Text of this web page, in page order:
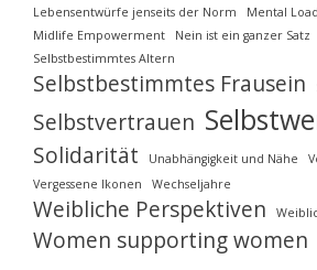
Lebensentwürfe jenseits der Norm
Mental Load
Midlife Empowerment
Nein ist ein ganzer Satz
Selbstbestimmtes Altern
Selbstbestimmtes Frausein
Selbstvertrauen
Solidarität Unabhängigkeit und Nähe
Vergessene Ikonen
Wechseljahre
Weibliche Perspektiven
Women supporting women